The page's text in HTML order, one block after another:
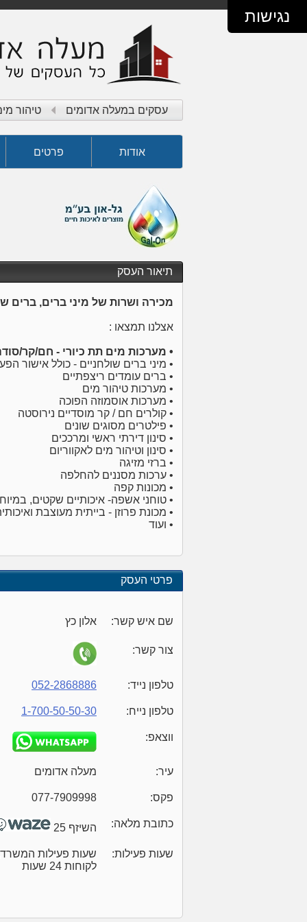
נגישות
עסקים במעלה אדומים טיהור
אודות פרטים
תיאור העסק
מכירה ושרות של מיני ברים, ברים
אצלנו תמצאו :
• מערכות מים תת כיורי - חם/קר/
• מיני ברים שולחניים - כולל אישור
• ברים עומדים ריצפתיים
• מערכות טיהור מים
• מערכות אוסמוזה הפוכה
• קולרים חם / קר מוסדיים נירוסטה
• פילטרים מסוגים שונים
• סינון דירתי ראשי ומרככים
• סינון וטיהור מים לאקווריום
• ברזי מזיגה
• ערכות מסננים להחלפה
• מכונות קפה
• טוחני אשפה- איכותיים שקטים,
• מכונת פרוזן - בייתית מעוצבת
• ועוד
פרטי העסק
שם איש קשר: אלון כץ
צור קשר:
טלפון נייד: 052-2868886
טלפון נייח: 1-700-50-50-30
ווצאפ:
עיר: מעלה אדומים
פקס: 077-7909998
כתובת מלאה: השיזף 25
שעות פעילות:
לקוחות 24 שעות